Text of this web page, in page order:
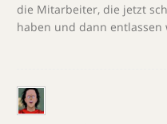
die Mitarbeiter, die jetzt
haben und dann